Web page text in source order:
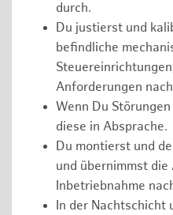
durch.
Du justierst und
befindliche
Anforderungen
Wenn Du
diese in Absprache.
Du montierst und
und übernimmst die
Inbetriebnahme
In der Nachtschicht